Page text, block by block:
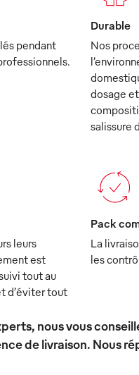
pendant
Durable
Nos
dosage
salissure
leurs
est
tout au
d’éviter tout
Pack
La
les
nous vous
de livraison. Nous